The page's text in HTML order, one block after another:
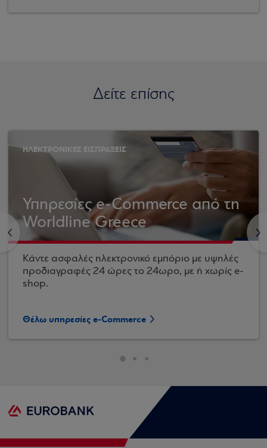
Δείτε επίσης
<
ΗΛΕΚΤΡΟΝΙΚΕΣ ΕΙΣΠΡΑΞΕΙΣ
Υπηρεσίες e-Commerce από τη
Worldline Greece
Κάντε ασφαλές ηλεκτρονικό εμπόριο με υψηλές
προδιαγραφές 24 ώρες το 24ωρο, με ή χωρίς e-
shop.
Θέλω υπηρεσίες e-Commerce
>